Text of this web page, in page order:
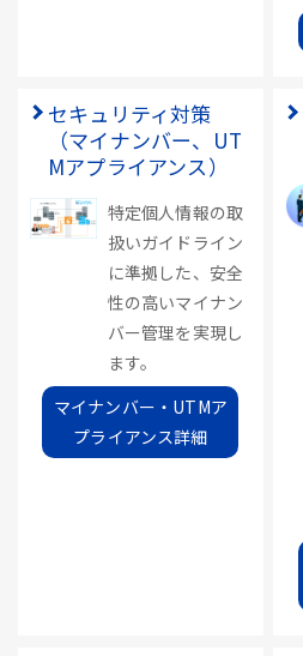
セキュリティ対策
（マイナンバー、UT
Mアプライアンス）
特定個人情報の取
扱いガイドライン
に準拠した、安全
性の高いマイナン
バー管理を実現し
ます。
マイナンバー・UTMア
プライアンス詳細